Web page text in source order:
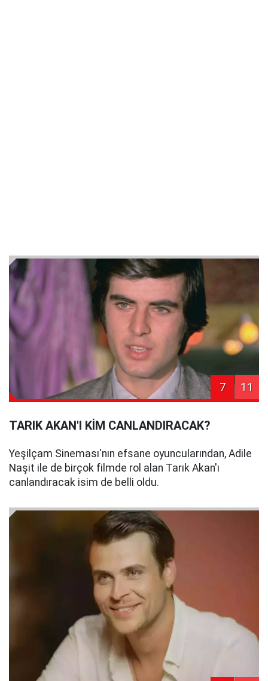
7 11
TARIK AKAN'I KİM CANLANDIRACAK?
Yeşilçam Sineması'nın efsane oyuncularından, Adile
Naşit ile de birçok filmde rol alan Tarık Akan'ı
canlandıracak isim de belli oldu.